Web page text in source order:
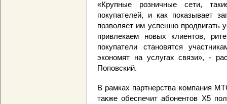
«Крупные розничные сети,
покупателей, и как показывает
позволяет им успешно продвигать
привлекаем новых клиентов,
покупатели становятся
экономят на услугах связи», -
Поповский.
В рамках партнерства компания
также обеспечит абонентов X5